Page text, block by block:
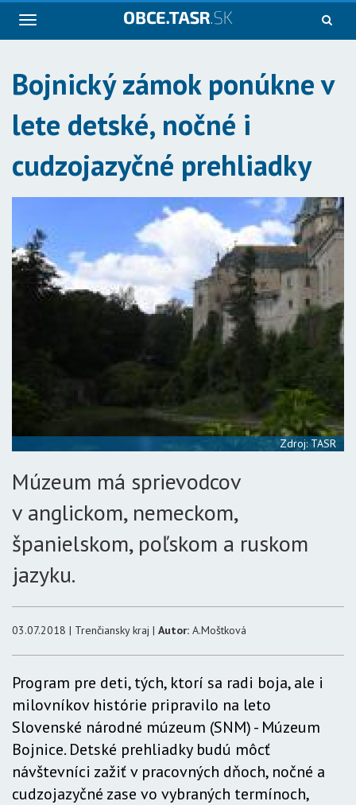
Navigácia
Bojnický zámok ponúkne v
lete detské, nočné i
cudzojazyčné prehliadky
Zdroj: TASR
Múzeum má sprievodcov
v anglickom, nemeckom,
španielskom, poľskom a ruskom
jazyku.
03.07.2018 | Trenčiansky kraj | Autor: A.Moštková
Program pre deti, tých, ktorí sa radi boja, ale i
milovníkov histórie pripravilo na leto
Slovenské národné múzeum (SNM) - Múzeum
Bojnice. Detské prehliadky budú môcť
návštevníci zažiť v pracovných dňoch, nočné a
cudzojazyčné zase vo vybraných termínoch,